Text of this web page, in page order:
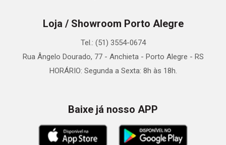
Loja / Showroom Porto Alegre
Tel.: (51) 3554-0674
Rua Ângelo Dourado, 77 - Anchieta - Porto Alegre - RS
HORÁRIO: Segunda a Sexta: 8h às 18h.
Baixe já nosso APP